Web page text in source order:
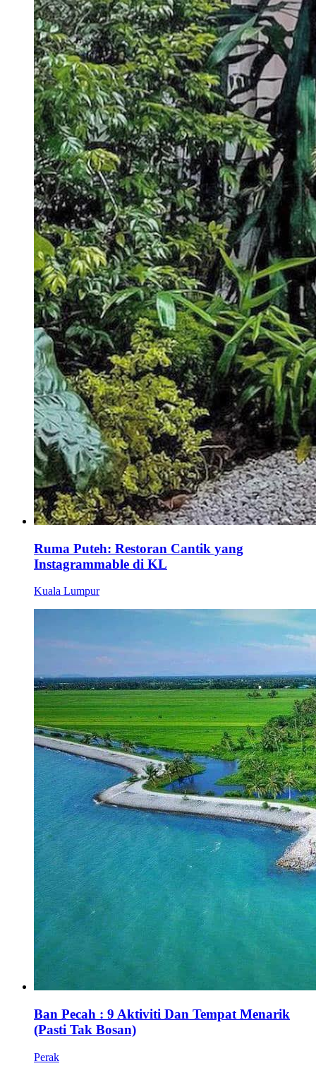
Ruma Puteh: Restoran Cantik yang
Instagrammable di KL
Kuala Lumpur
Ban Pecah : 9 Aktiviti Dan Tempat Menarik
(Pasti Tak Bosan)
Perak